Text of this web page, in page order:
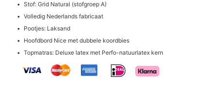
Stof: Grid Natural (stofgroep A)
Volledig Nederlands fabricaat
Pootjes: Laksand
Hoofdbord Nice met dubbele koordbies
Topmatras: Deluxe latex met Perfo-natuurlatex kern